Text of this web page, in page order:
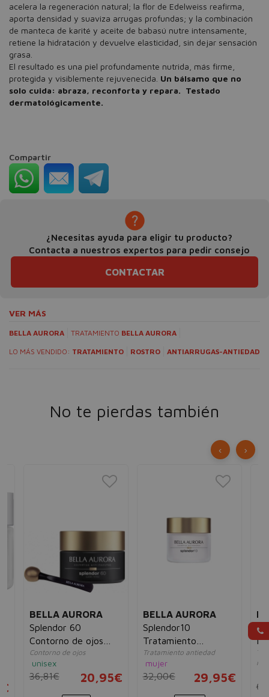
acelera la regeneración natural; la flor de Edelweiss reafirma,
aporta densidad y suaviza arrugas profundas; y la combinación
de manteca de karité y aceite de babasú nutre intensamente,
retiene la hidratación y devuelve elasticidad, sin dejar sensación
grasa.
El resultado es una piel profundamente nutrida, más firme,
protegida y visiblemente rejuvenecida. Un bálsamo que no
solo cuida: abraza, reconforta y repara. Testado
dermatológicamente.
Compartir
¿Necesitas ayuda para eligir tu producto?
Contacta a nuestros expertos para pedir consejo
CONTACTAR
VER MÁS
BELLA AURORA TRATAMIENTO BELLA AURORA
LO MÁS VENDIDO: TRATAMIENTO ROSTRO ANTIARRUGAS-ANTIEDAD
No te pierdas también
BELLA AURORA
Splendor 60
Contorno de ojos
Redensificante
Contorno de ojos
unisex
36,81€ 20,95€
BELLA AURORA
Splendor10
Tratamiento
Antiedad Global Día
SPF20
Tratamiento antiedad
mujer
32,00€ 29,95€
‹ ›